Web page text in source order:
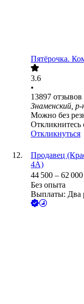
Пятёрочка.
3.6
•
13897 отзывов
Знаменский,
Можно без
Откликнитесь
Откликнуться
Продавец
4А)
44 500 – 62 000
Без опыта
Выплаты: Два